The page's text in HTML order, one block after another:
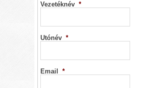
Vezetéknév *
Utónév *
Email *